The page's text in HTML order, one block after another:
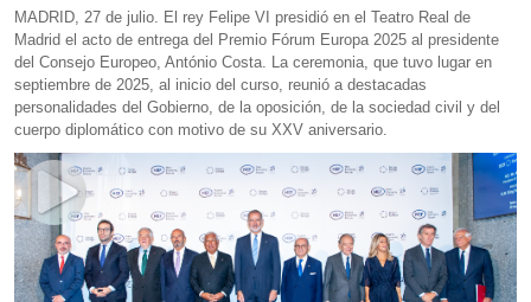
MADRID, 27 de julio. El rey Felipe VI presidió en el Teatro Real de
Madrid el acto de entrega del Premio Fórum Europa 2025 al presidente
del Consejo Europeo, António Costa. La ceremonia, que tuvo lugar en
septiembre de 2025, al inicio del curso, reunió a destacadas
personalidades del Gobierno, de la oposición, de la sociedad civil y del
cuerpo diplomático con motivo de su XXV aniversario.